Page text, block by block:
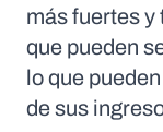
más fuertes y
que pueden
lo que
de sus